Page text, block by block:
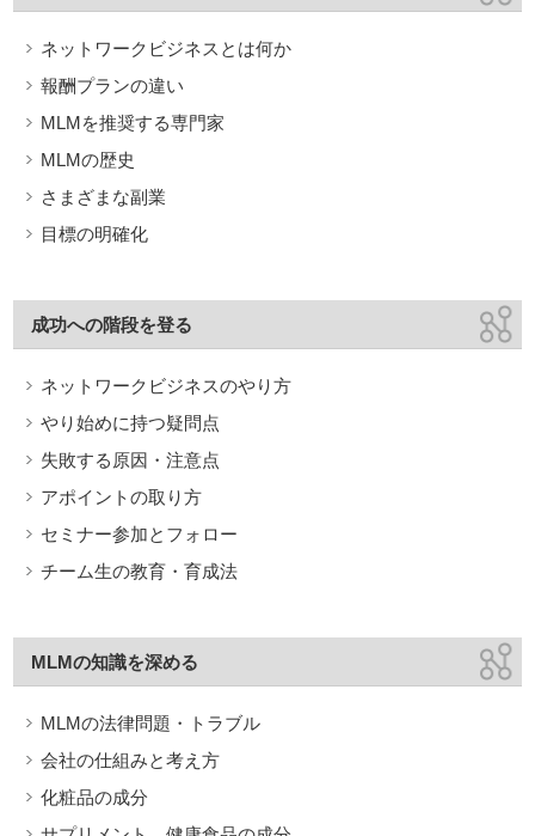
ネットワークビジネスとは何か
報酬プランの違い
MLMを推奨する専門家
MLMの歴史
さまざまな副業
目標の明確化
成功への階段を登る
ネットワークビジネスのやり方
やり始めに持つ疑問点
失敗する原因・注意点
アポイントの取り方
セミナー参加とフォロー
チーム生の教育・育成法
MLMの知識を深める
MLMの法律問題・トラブル
会社の仕組みと考え方
化粧品の成分